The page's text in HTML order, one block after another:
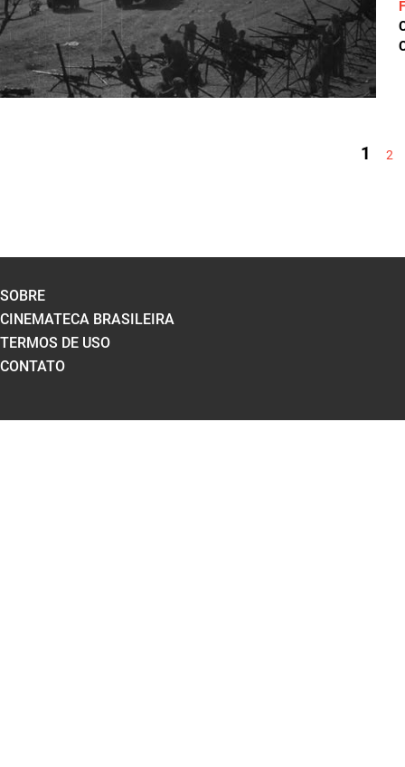
1 2
SOBRE
CINEMATECA BRASILEIRA
TERMOS DE USO
CONTATO